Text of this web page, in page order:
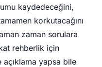
kaydedeceğini,
korkutacağını
zaman sorulara
rehberlik için
açıklama yapsa bile